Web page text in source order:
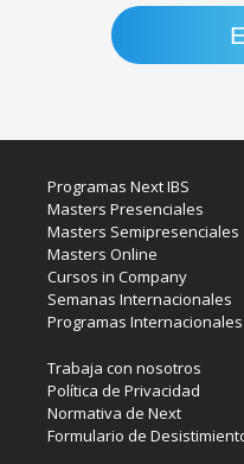
Programas Next IBS
Masters Presenciales
Masters Semipresenciales
Masters Online
Cursos in Company
Semanas Internacionales
Programas
Trabaja con nosotros
Política de Privacidad
Normativa de Next
Formulario de